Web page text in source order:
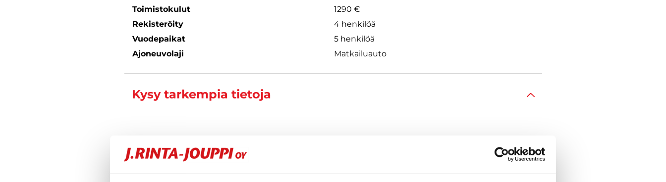
Toimistokulut
1290 €
Rekisteröity
4 henkilöä
Vuodepaikat
5 henkilöä
Ajoneuvolaji
Matkailuauto
Kysy tarkempia tietoja